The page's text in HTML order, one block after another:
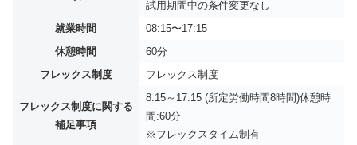
試用期間中の条件変更なし
就業時間
08:15〜17:15
休憩時間
60分
フレックス制度
フレックス制度
フレックス制度に関する
補足事項
8:15～17:15 (所定労働時間8時間)休憩時
間:60分
※フレックスタイム制有